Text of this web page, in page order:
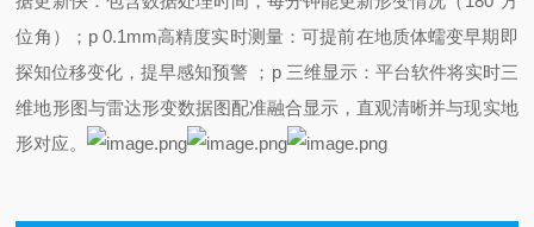
位角）； p 0.1mm高精度实时测量：可提前在地质体蠕变早期即
探知位移变化，提早感知预警 ； p 三维显示：平台软件将实时三
维地形图与雷达形变数据图配准融合显示，直观清晰并与现实地
形对应。